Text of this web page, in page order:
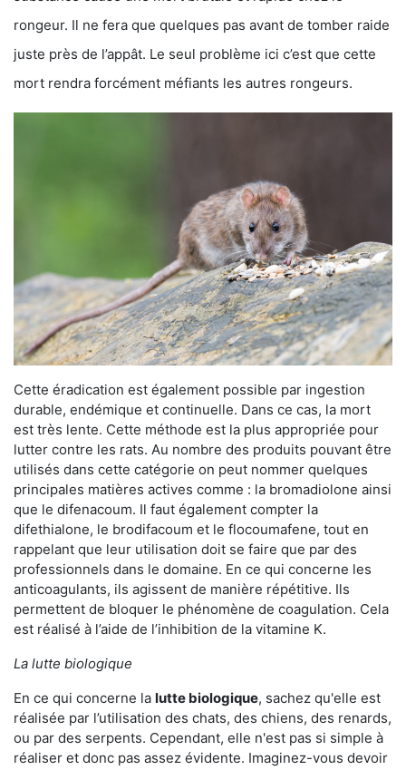
rongeur. Il ne fera que quelques pas avant de tomber raide
juste près de l’appât. Le seul problème ici c’est que cette
mort rendra forcément méfiants les autres rongeurs.
Cette éradication est également possible par ingestion
durable, endémique et continuelle. Dans ce cas, la mort
est très lente. Cette méthode est la plus appropriée pour
lutter contre les rats. Au nombre des produits pouvant être
utilisés dans cette catégorie on peut nommer quelques
principales matières actives comme : la bromadiolone ainsi
que le difenacoum. Il faut également compter la
difethialone, le brodifacoum et le flocoumafene, tout en
rappelant que leur utilisation doit se faire que par des
professionnels dans le domaine. En ce qui concerne les
anticoagulants, ils agissent de manière répétitive. Ils
permettent de bloquer le phénomène de coagulation. Cela
est réalisé à l’aide de l’inhibition de la vitamine K.
La lutte biologique
En ce qui concerne la lutte biologique, sachez qu'elle est
réalisée par l’utilisation des chats, des chiens, des renards,
ou par des serpents. Cependant, elle n'est pas si simple à
réaliser et donc pas assez évidente. Imaginez-vous devoir